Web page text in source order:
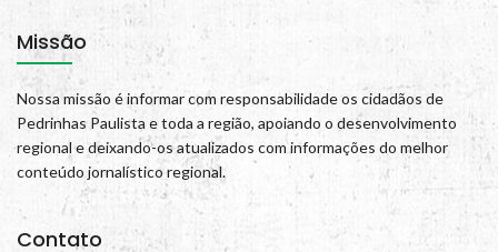
Missão
Nossa missão é informar com responsabilidade os cidadãos de
Pedrinhas Paulista e toda a região, apoiando o desenvolvimento
regional e deixando-os atualizados com informações do melhor
conteúdo jornalístico regional.
Contato